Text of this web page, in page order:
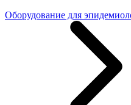
Оборудование для